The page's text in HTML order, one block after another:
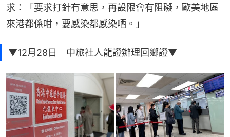
求：「要求打針冇意思，再設限會有阻礙，歐美地區
來港都係咁，要感染都感染哂。」
▼12月28日 中旅社人龍證辦理回鄉證▼